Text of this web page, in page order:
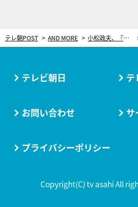
テレ朝POST AND MORE 小松政夫、『麻雀放浪記2020』でふんどし一丁に！出目徳役は「すごくうれしかった」
テレビ朝日 テ
お問い合わせ サ
プライバシーポリシー
Copyright(C) tv asahi All